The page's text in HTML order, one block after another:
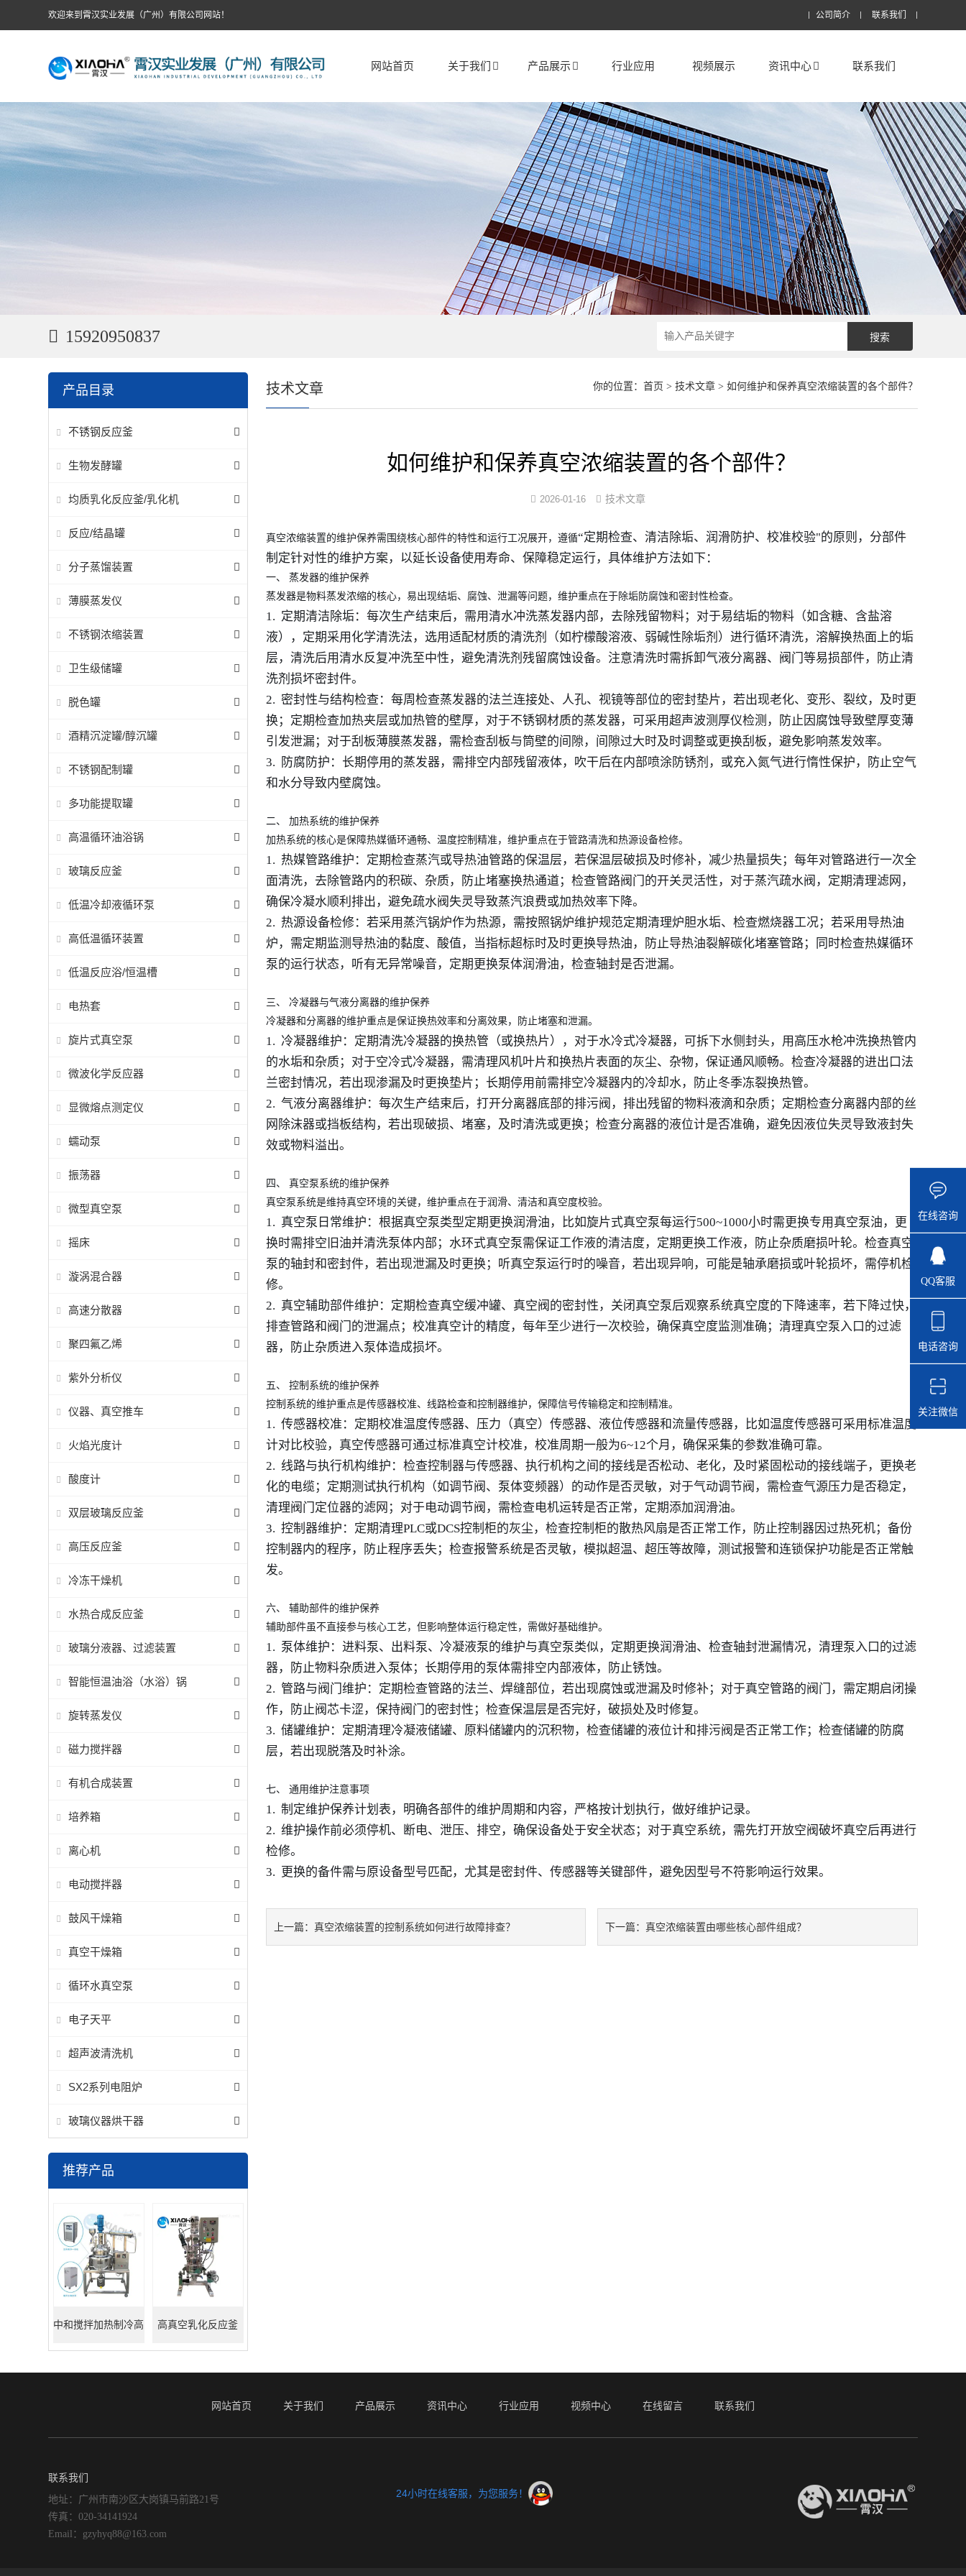
欢迎来到霄汉实业发展（广州）有限公司网站！ 公司简介 联系我们
网站首页 关于我们 产品展示 行业应用 视频展示 资讯中心 联系我们
15920950837
产品目录
不锈钢反应釜
生物发酵罐
均质乳化反应釜/乳化机
反应/结晶罐
分子蒸馏装置
薄膜蒸发仪
不锈钢浓缩装置
卫生级储罐
脱色罐
酒精沉淀罐/醇沉罐
不锈钢配制罐
多功能提取罐
高温循环油浴锅
玻璃反应釜
低温冷却液循环泵
高低温循环装置
低温反应浴/恒温槽
电热套
旋片式真空泵
微波化学反应器
显微熔点测定仪
蠕动泵
振荡器
微型真空泵
摇床
漩涡混合器
高速分散器
聚四氟乙烯
紫外分析仪
仪器、真空推车
火焰光度计
酸度计
双层玻璃反应釜
高压反应釜
冷冻干燥机
水热合成反应釜
玻璃分液器、过滤装置
智能恒温油浴（水浴）锅
旋转蒸发仪
磁力搅拌器
有机合成装置
培养箱
离心机
电动搅拌器
鼓风干燥箱
真空干燥箱
循环水真空泵
电子天平
超声波清洗机
SX2系列电阻炉
玻璃仪器烘干器
推荐产品
中和搅拌加热制冷高 高真空乳化反应釜
你的位置： 首页 > 技术文章> 如何维护和保养真空浓缩装置的各个部件？
技术文章
如何维护和保养真空浓缩装置的各个部件？
2026-01-16 技术文章
真空浓缩装置的维护保养需围绕核心部件的特性和运行工况展开，遵循“定期检查、清洁除垢、润滑防护、校准校验"的原则，分部件
制定针对性的维护方案，以延长设备使用寿命、保障稳定运行，具体维护方法如下：
一、
蒸发器的维护保养
蒸发器是物料蒸发浓缩的核心，易出现结垢、腐蚀、泄漏等问题，维护重点在于除垢防腐蚀和密封性检查。
1. 定期清洁除垢：每次生产结束后，需用清水冲洗蒸发器内部，去除残留物料；对于易结垢的物料（如含糖、含盐溶
液），定期采用化学清洗法，选用适配材质的清洗剂（如柠檬酸溶液、弱碱性除垢剂）进行循环清洗，溶解换热面上的垢
层，清洗后用清水反复冲洗至中性，避免清洗剂残留腐蚀设备。注意清洗时需拆卸气液分离器、阀门等易损部件，防止清
洗剂损坏密封件。
2. 密封性与结构检查：每周检查蒸发器的法兰连接处、人孔、视镜等部位的密封垫片，若出现老化、变形、裂纹，及时更
换；定期检查加热夹层或加热管的壁厚，对于不锈钢材质的蒸发器，可采用超声波测厚仪检测，防止因腐蚀导致壁厚变薄
引发泄漏；对于刮板薄膜蒸发器，需检查刮板与筒壁的间隙，间隙过大时及时调整或更换刮板，避免影响蒸发效率。
3. 防腐防护：长期停用的蒸发器，需排空内部残留液体，吹干后在内部喷涂防锈剂，或充入氮气进行惰性保护，防止空气
和水分导致内壁腐蚀。
二、
加热系统的维护保养
加热系统的核心是保障热媒循环通畅、温度控制精准，维护重点在于管路清洗和热源设备检修。
1. 热媒管路维护：定期检查蒸汽或导热油管路的保温层，若保温层破损及时修补，减少热量损失；每年对管路进行一次全
面清洗，去除管路内的积碳、杂质，防止堵塞换热通道；检查管路阀门的开关灵活性，对于蒸汽疏水阀，定期清理滤网，
确保冷凝水顺利排出，避免疏水阀失灵导致蒸汽浪费或加热效率下降。
2. 热源设备检修：若采用蒸汽锅炉作为热源，需按照锅炉维护规范定期清理炉胆水垢、检查燃烧器工况；若采用导热油
炉，需定期监测导热油的黏度、酸值，当指标超标时及时更换导热油，防止导热油裂解碳化堵塞管路；同时检查热媒循环
泵的运行状态，听有无异常噪音，定期更换泵体润滑油，检查轴封是否泄漏。
三、
冷凝器与气液分离器的维护保养
冷凝器和分离器的维护重点是保证换热效率和分离效果，防止堵塞和泄漏。
1. 冷凝器维护：定期清洗冷凝器的换热管（或换热片），对于水冷式冷凝器，可拆下水侧封头，用高压水枪冲洗换热管内
的水垢和杂质；对于空冷式冷凝器，需清理风机叶片和换热片表面的灰尘、杂物，保证通风顺畅。检查冷凝器的进出口法
兰密封情况，若出现渗漏及时更换垫片；长期停用前需排空冷凝器内的冷却水，防止冬季冻裂换热管。
2. 气液分离器维护：每次生产结束后，打开分离器底部的排污阀，排出残留的物料液滴和杂质；定期检查分离器内部的丝
网除沫器或挡板结构，若出现破损、堵塞，及时清洗或更换；检查分离器的液位计是否准确，避免因液位失灵导致液封失
效或物料溢出。
四、
真空泵系统的维护保养
真空泵系统是维持真空环境的关键，维护重点在于润滑、清洁和真空度校验。
1. 真空泵日常维护：根据真空泵类型定期更换润滑油，比如旋片式真空泵每运行500~1000小时需更换专用真空泵油，更
换时需排空旧油并清洗泵体内部；水环式真空泵需保证工作液的清洁度，定期更换工作液，防止杂质磨损叶轮。检查真空
泵的轴封和密封件，若出现泄漏及时更换；听真空泵运行时的噪音，若出现异响，可能是轴承磨损或叶轮损坏，需停机检
修。
2. 真空辅助部件维护：定期检查真空缓冲罐、真空阀的密封性，关闭真空泵后观察系统真空度的下降速率，若下降过快，
排查管路和阀门的泄漏点；校准真空计的精度，每年至少进行一次校验，确保真空度监测准确；清理真空泵入口的过滤
器，防止杂质进入泵体造成损坏。
五、
控制系统的维护保养
控制系统的维护重点是传感器校准、线路检查和控制器维护，保障信号传输稳定和控制精准。
1. 传感器校准：定期校准温度传感器、压力（真空）传感器、液位传感器和流量传感器，比如温度传感器可采用标准温度
计对比校验，真空传感器可通过标准真空计校准，校准周期一般为6~12个月，确保采集的参数准确可靠。
2. 线路与执行机构维护：检查控制器与传感器、执行机构之间的接线是否松动、老化，及时紧固松动的接线端子，更换老
化的电缆；定期测试执行机构（如调节阀、泵体变频器）的动作是否灵敏，对于气动调节阀，需检查气源压力是否稳定，
清理阀门定位器的滤网；对于电动调节阀，需检查电机运转是否正常，定期添加润滑油。
3. 控制器维护：定期清理PLC或DCS控制柜的灰尘，检查控制柜的散热风扇是否正常工作，防止控制器因过热死机；备份
控制器内的程序，防止程序丢失；检查报警系统是否灵敏，模拟超温、超压等故障，测试报警和连锁保护功能是否正常触
发。
六、
辅助部件的维护保养
辅助部件虽不直接参与核心工艺，但影响整体运行稳定性，需做好基础维护。
1. 泵体维护：进料泵、出料泵、冷凝液泵的维护与真空泵类似，定期更换润滑油、检查轴封泄漏情况，清理泵入口的过滤
器，防止物料杂质进入泵体；长期停用的泵体需排空内部液体，防止锈蚀。
2. 管路与阀门维护：定期检查管路的法兰、焊缝部位，若出现腐蚀或泄漏及时修补；对于真空管路的阀门，需定期启闭操
作，防止阀芯卡涩，保持阀门的密封性；检查保温层是否完好，破损处及时修复。
3. 储罐维护：定期清理冷凝液储罐、原料储罐内的沉积物，检查储罐的液位计和排污阀是否正常工作；检查储罐的防腐
层，若出现脱落及时补涂。
七、 通用维护注意事项
1. 制定维护保养计划表，明确各部件的维护周期和内容，严格按计划执行，做好维护记录。
2. 维护操作前必须停机、断电、泄压、排空，确保设备处于安全状态；对于真空系统，需先打开放空阀破坏真空后再进行
检修。
3. 更换的备件需与原设备型号匹配，尤其是密封件、传感器等关键部件，避免因型号不符影响运行效果。
上一篇： 真空浓缩装置的控制系统如何进行故障排查？ 下一篇：真空浓缩装置由哪些核心部件组成？
网站首页 关于我们 产品展示 资讯中心 行业应用 视频中心 在线留言 联系我们
联系我们
地址：广州市南沙区大岗镇马前路21号
传真：020-34141924
Email：gzyhyq88@163.com
24小时在线客服，为您服务！
在线咨询
QQ客服
电话咨询
关注微信